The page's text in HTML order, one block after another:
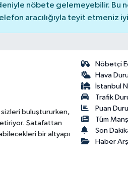
nöbete gelemeyebilir. Bu
aracılığıyla teyit etmeniz
buluştururken,
Şatafattan
bir altyapı
Nöbetçi
Hava
İstanbul
Trafik
Puan
Tüm
Son
Haber